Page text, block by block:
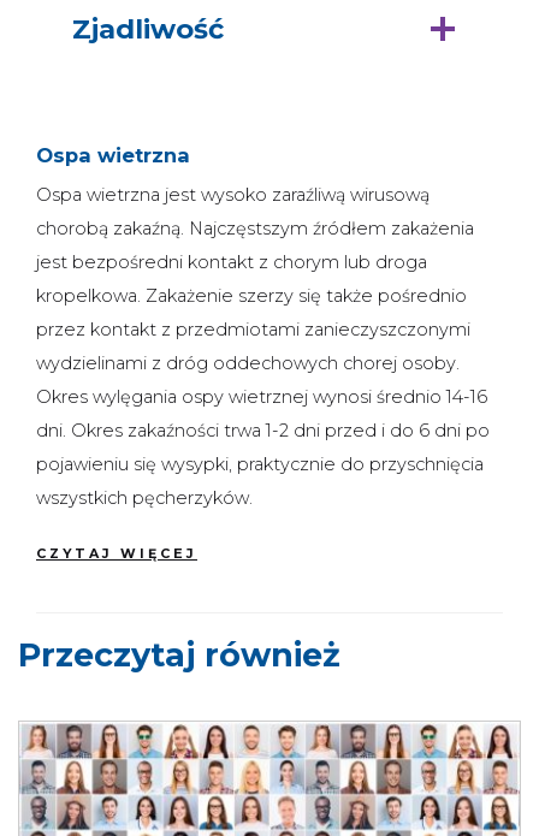
Zjadliwość
Ospa wietrzna
Ospa wietrzna jest wysoko zaraźliwą wirusową
chorobą zakaźną. Najczęstszym źródłem zakażenia
jest bezpośredni kontakt z chorym lub droga
kropelkowa. Zakażenie szerzy się także pośrednio
przez kontakt z przedmiotami zanieczyszczonymi
wydzielinami z dróg oddechowych chorej osoby.
Okres wylęgania ospy wietrznej wynosi średnio 14-16
dni. Okres zakaźności trwa 1-2 dni przed i do 6 dni po
pojawieniu się wysypki, praktycznie do przyschnięcia
wszystkich pęcherzyków.
CZYTAJ WIĘCEJ
Przeczytaj również